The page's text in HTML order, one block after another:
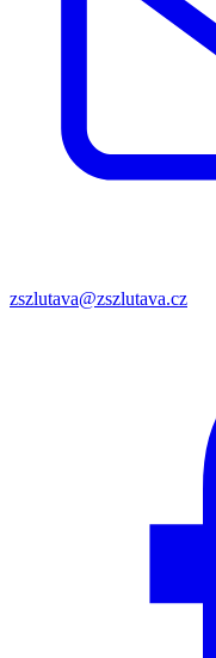
zszlutava@zszlutava.cz